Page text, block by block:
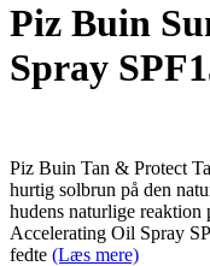
Piz Buin
Spray
Piz Buin Tan & Protect
hurtig solbrun på den
hudens naturlige
Accelerating Oil Spray
fedte (Læs mere)